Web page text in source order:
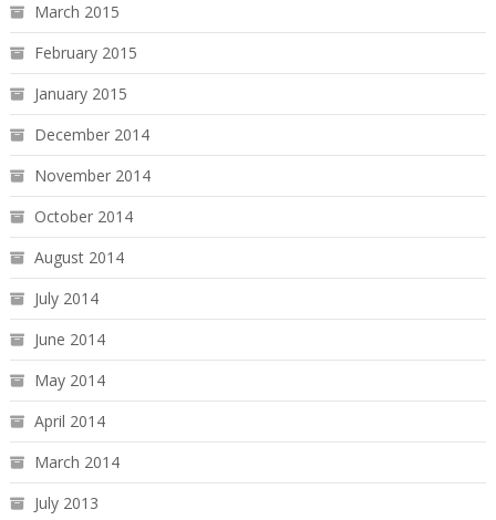
March 2015
February 2015
January 2015
December 2014
November 2014
October 2014
August 2014
July 2014
June 2014
May 2014
April 2014
March 2014
July 2013